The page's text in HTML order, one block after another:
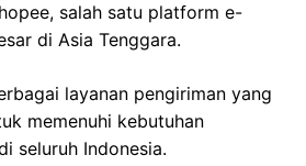
salah satu platform e-
di Asia Tenggara.
layanan pengiriman yang
memenuhi kebutuhan
seluruh Indonesia.